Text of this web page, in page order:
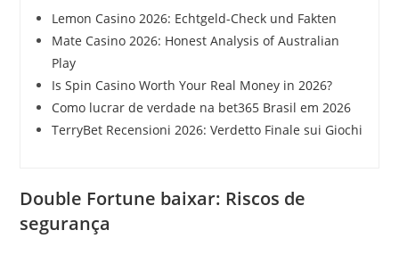
Lemon Casino 2026: Echtgeld-Check und Fakten
Mate Casino 2026: Honest Analysis of Australian
Play
Is Spin Casino Worth Your Real Money in 2026?
Como lucrar de verdade na bet365 Brasil em 2026
TerryBet Recensioni 2026: Verdetto Finale sui Giochi
Double Fortune baixar: Riscos de
segurança